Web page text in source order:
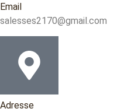
Email
salesses2170@gmail.com
Adresse